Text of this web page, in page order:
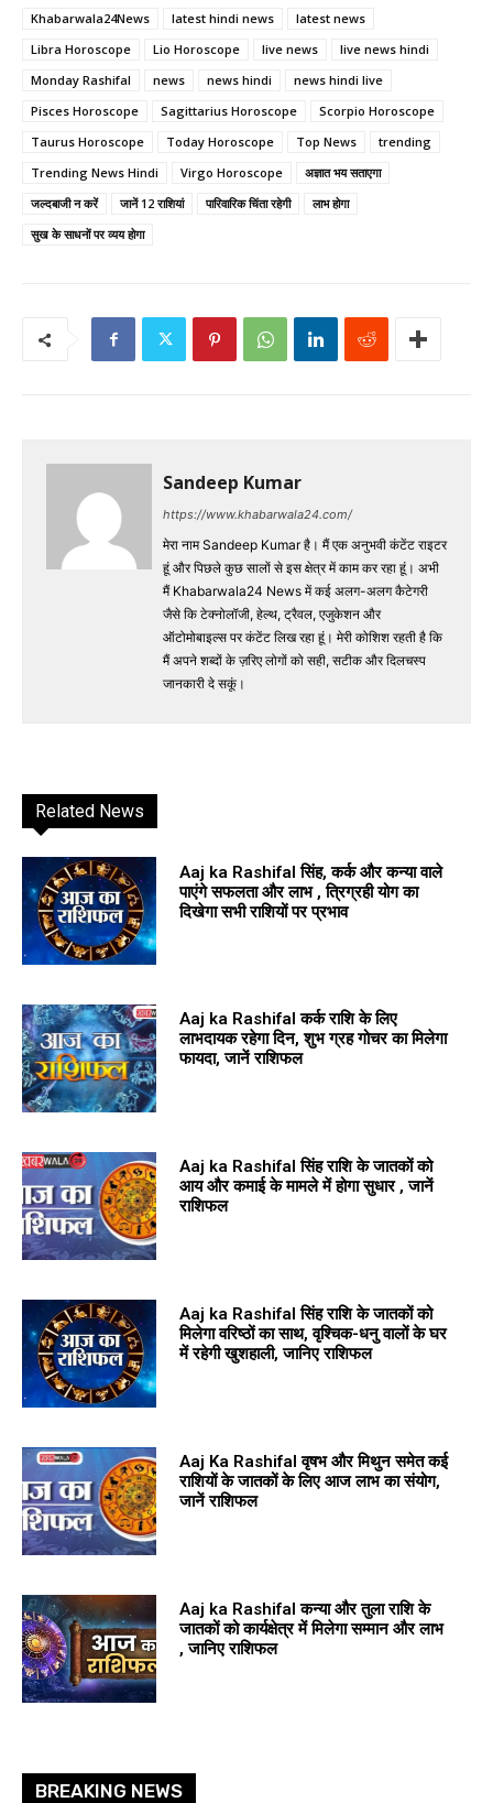
Khabarwala24News
latest hindi news
latest news
Libra Horoscope
Lio Horoscope live news
live news hindi
Monday Rashifal
news news hindi
news hindi live
Pisces Horoscope
Sagittarius Horoscope
Scorpio Horoscope
Taurus Horoscope
Today Horoscope Top News
trending
Trending News Hindi
Virgo Horoscope
अज्ञात भय सताएगा
जल्दबाजी न करें
जानें 12 राशियां पारिवारिक चिंता रहेगी
लाभ होगा
सुख के साधनों पर व्यय होगा
Sandeep Kumar
https://www.khabarwala24.com/
मेरा नाम Sandeep Kumar है। मैं एक अनुभवी कंटेंट राइटर
हूं और पिछले कुछ सालों से इस क्षेत्र में काम कर रहा हूं। अभी
मैं Khabarwala24 News में कई अलग-अलग कैटेगरी
जैसे कि टेक्नोलॉजी, हेल्थ, ट्रैवल, एजुकेशन और
ऑटोमोबाइल्स पर कंटेंट लिख रहा हूं। मेरी कोशिश रहती है कि
मैं अपने शब्दों के ज़रिए लोगों को सही, सटीक और दिलचस्प
जानकारी दे सकूं।
Related News
Aaj ka Rashifal सिंह, कर्क और कन्या वाले
पाएंगे सफलता और लाभ , त्रिग्रही योग का
दिखेगा सभी राशियों पर प्रभाव
Aaj ka Rashifal कर्क राशि के लिए
लाभदायक रहेगा दिन, शुभ ग्रह गोचर का मिलेगा
फायदा, जानें राशिफल
Aaj ka Rashifal सिंह राशि के जातकों को
आय और कमाई के मामले में होगा सुधार , जानें
राशिफल
Aaj ka Rashifal सिंह राशि के जातकों को
मिलेगा वरिष्ठों का साथ, वृश्चिक-धनु वालों के घर
में रहेगी खुशहाली, जानिए राशिफल
Aaj Ka Rashifal वृषभ और मिथुन समेत कई
राशियों के जातकों के लिए आज लाभ का संयोग,
जानें राशिफल
Aaj ka Rashifal कन्या और तुला राशि के
जातकों को कार्यक्षेत्र में मिलेगा सम्मान और लाभ
, जानिए राशिफल
BREAKING NEWS